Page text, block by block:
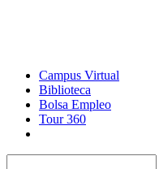
Campus Virtual
Biblioteca
Bolsa Empleo
Tour 360